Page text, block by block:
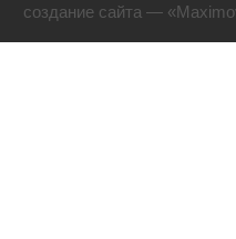
создание сайта —